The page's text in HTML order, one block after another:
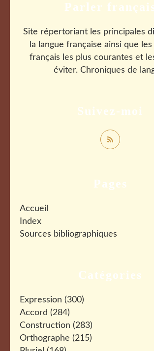
Catégories
Expression (300)
Accord (284)
Construction (283)
Orthographe (215)
Pages
Accueil
Index
Sources bibliographiques
Suivez-moi
Parler français
Site répertoriant les principales
la langue française ainsi que
français les plus courantes et
éviter. Chroniques de